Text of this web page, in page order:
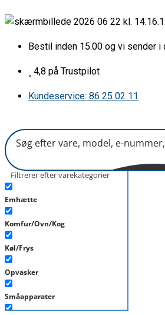
til
Bestil inden 15.00 og vi sender i
4,8 på Trustpilot
Kundeservice: 86 25 02 11
Filtrerer efter varekategorier
Emhætte
Komfur/Ovn/Kog
Køl/Frys
Opvasker
Småapparater
i
komplet
antal